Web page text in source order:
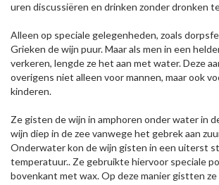
uren discussiëren en drinken zonder dronken
Alleen op speciale gelegenheden, zoals
Grieken de wijn puur. Maar als men in een
verkeren, lengde ze het aan met water. Deze
overigens niet alleen voor mannen, maar ook
kinderen.
Ze gisten de wijn in amphoren onder water in
wijn diep in de zee vanwege het gebrek aan
Onderwater kon de wijn gisten in een uiterst
temperatuur.. Ze gebruikte hiervoor speciale
bovenkant met wax. Op deze manier gistten